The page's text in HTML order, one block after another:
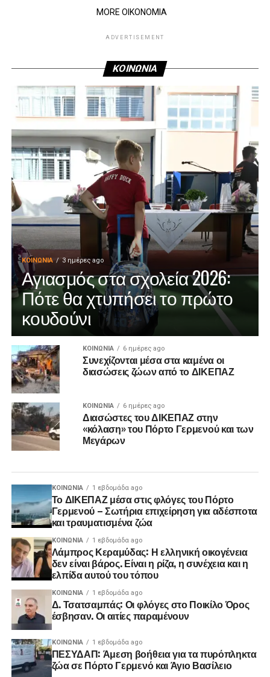
MORE ΟΙΚΟΝΟΜΙΑ
ADVERTISEMENT
ΚΟΙΝΩΝΙΑ
ΚΟΙΝΩΝΊΑ 3 ημέρες ago
Αγιασμός στα σχολεία 2026:
Πότε θα χτυπήσει το πρώτο
κουδούνι
ΚΟΙΝΩΝΊΑ 6 ημέρες ago
Συνεχίζονται μέσα στα καμένα οι
διασώσεις ζώων από το ΔΙΚΕΠΑΖ
ΚΟΙΝΩΝΊΑ 6 ημέρες ago
Διασώστες του ΔΙΚΕΠΑΖ στην
«κόλαση» του Πόρτο Γερμενού και των
Μεγάρων
ΚΟΙΝΩΝΊΑ 1 εβδομάδα ago
Το ΔΙΚΕΠΑΖ μέσα στις φλόγες του Πόρτο
Γερμενού – Σωτήρια επιχείρηση για αδέσποτα
και τραυματισμένα ζώα
ΚΟΙΝΩΝΊΑ 1 εβδομάδα ago
Λάμπρος Κεραμύδας: Η ελληνική οικογένεια
δεν είναι βάρος. Είναι η ρίζα, η συνέχεια και η
ελπίδα αυτού του τόπου
ΚΟΙΝΩΝΊΑ 1 εβδομάδα ago
Δ. Τσατσαμπάς: Οι φλόγες στο Ποικίλο Όρος
έσβησαν. Οι αιτίες παραμένουν
ΚΟΙΝΩΝΊΑ 1 εβδομάδα ago
ΠΕΣΥΔΑΠ: Άμεση βοήθεια για τα πυρόπληκτα
ζώα σε Πόρτο Γερμενό και Άγιο Βασίλειο